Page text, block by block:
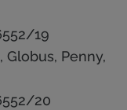
19
Globus, Penny,
20